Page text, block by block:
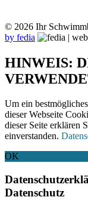
© 2026 Ihr
by fedia
HINWEIS:
Um ein
dieser Webseite
dieser Seite erklären
einverstanden.
OK
Datenschutz